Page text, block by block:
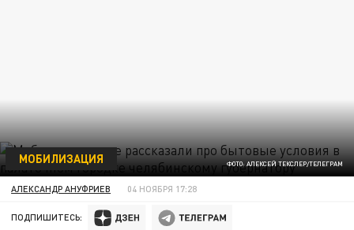
ФОТО: АЛЕКСЕЙ ТЕКСЛЕР/ТЕЛЕГРАМ
МОБИЛИЗАЦИЯ
АЛЕКСАНДР АНУФРИЕВ 04 НОЯБРЯ 17:28
ПОДПИШИТЕСЬ: